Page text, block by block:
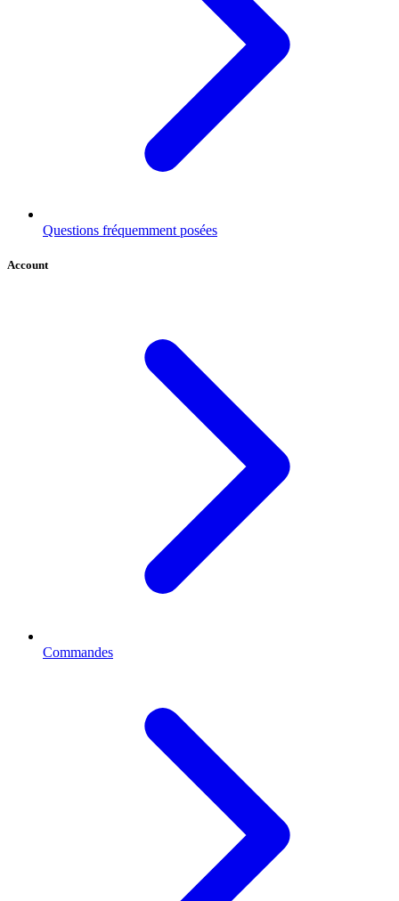
Questions fréquemment posées
Account
Commandes